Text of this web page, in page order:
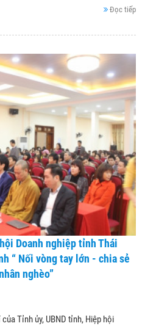
Đọc tiếp
Doanh nghiệp tỉnh Thái
“ Nối vòng tay lớn - chia sẻ
nghèo”
Tỉnh ủy, UBND tỉnh, Hiệp hội